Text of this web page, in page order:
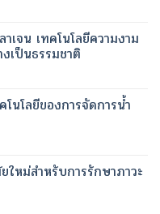
เจน เทคโนโลยีความงาม
เป็นธรรมชาติ
นโลยีของการจัดการน้ำ
ใหม่สำหรับการรักษาภาวะ